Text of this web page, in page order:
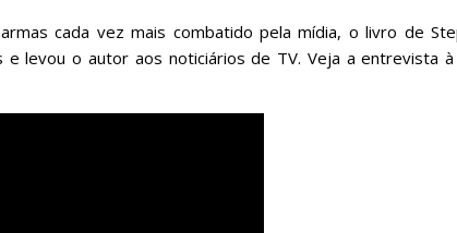
cada vez mais combatido pela mídia, o livro de
levou o autor aos noticiários de TV. Veja a entrevista à